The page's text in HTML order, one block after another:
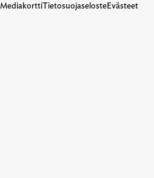
MediakorttiTietosuojaselosteEvästeet